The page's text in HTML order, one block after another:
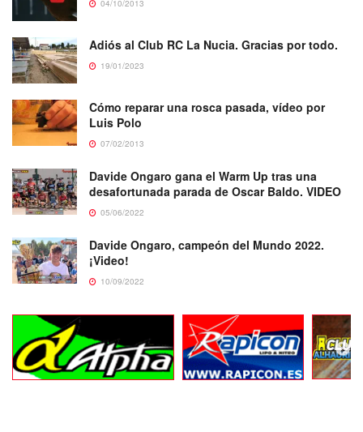
04/10/2013
Adiós al Club RC La Nucia. Gracias por todo.
19/01/2023
Cómo reparar una rosca pasada, vídeo por
Luis Polo
07/02/2013
Davide Ongaro gana el Warm Up tras una
desafortunada parada de Oscar Baldo. VIDEO
05/06/2022
Davide Ongaro, campeón del Mundo 2022.
¡Video!
10/09/2022